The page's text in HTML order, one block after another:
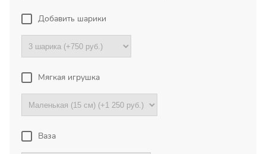
наших акциях и скидках
Ваше имя
Ваш Email
Добавить шарики
Мягкая игрушка
Ваза